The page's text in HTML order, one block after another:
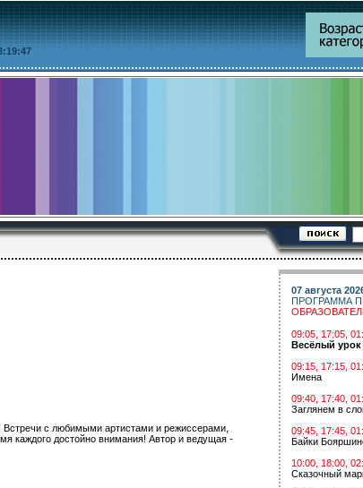
с любимыми артистами и режиссерами,
каждого достойно внимания! Автор и ведущая -
07 августа
ПРОГРАММА
09:05, 17:05,
Весёлый урок
09:15, 17:15,
Имена
09:40, 17:40,
Заглянем в
09:45, 17:45,
Байки
10:00, 18:00,
Сказочный